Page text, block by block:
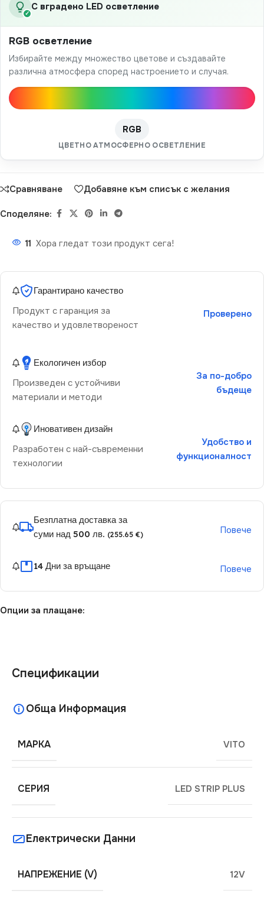
✓
С вградено LED осветление
RGB осветление
Избирайте между множество цветове и създавайте
различна атмосфера според настроението и случая.
RGB
ЦВЕТНО АТМОСФЕРНО ОСВЕТЛЕНИЕ
Сравняване Добавяне към списък с желания
Споделяне:
11 Хора гледат този продукт сега!
Гарантирано качество
Продукт с гаранция за
качество и удовлетвореност
Проверено
Екологичен избор
Произведен с устойчиви
материали и методи
За по-добро
бъдеще
Иновативен дизайн
Разработен с най-съвременни
технологии
Удобство и
функционалност
Безплатна доставка за
суми над 500 лв. (255.65 €) Повече
14 Дни за връщане Повече
Опции за плащане:
Спецификации
Обща Информация
МАРКА VITO
СЕРИЯ LED STRIP PLUS
Електрически Данни
НАПРЕЖЕНИЕ (V) 12V